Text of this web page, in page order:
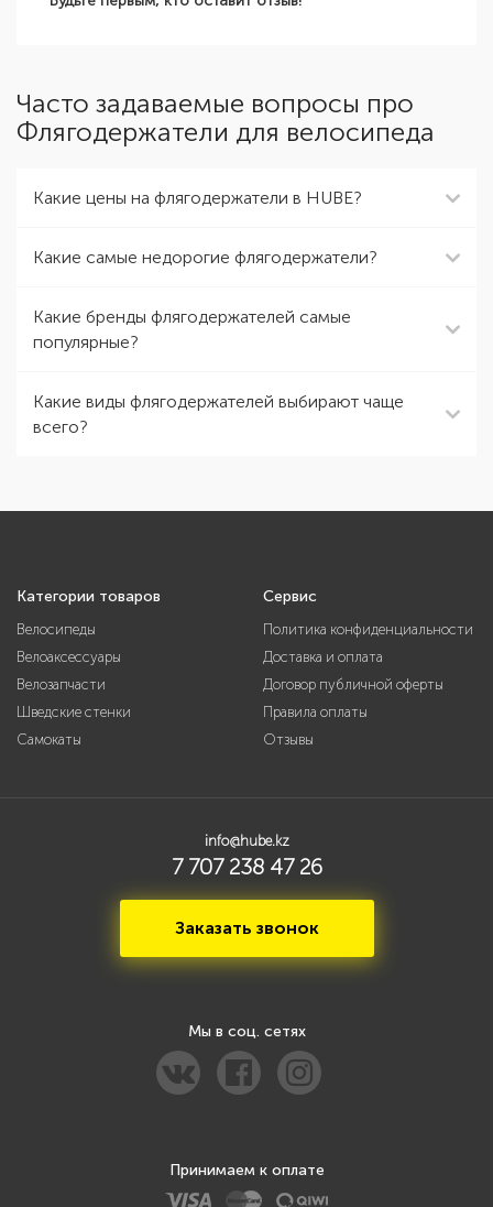
Часто задаваемые вопросы про
Флягодержатели для велосипеда
Какие цены на флягодержатели в HUBE?
Какие самые недорогие флягодержатели?
Какие бренды флягодержателей самые
популярные?
Какие виды флягодержателей выбирают чаще
всего?
Категории товаров
Велосипеды
Велоаксессуары
Велозапчасти
Шведские стенки
Самокаты
Сервис
Политика конфиденциальности
Доставка и оплата
Договор публичной оферты
Правила оплаты
Отзывы
info@hube.kz
7 707 238 47 26
Заказать звонок
Мы в соц. сетях
Принимаем к оплате